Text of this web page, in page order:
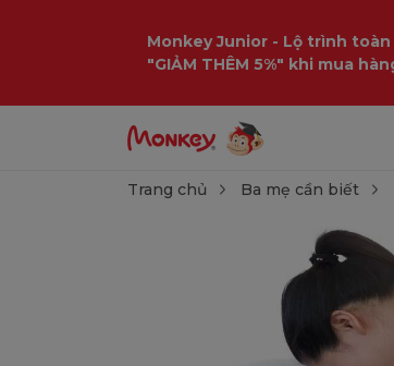
Monkey Junior - Lộ trình
"GIẢM THÊM 5%" khi mua
Trang chủ Ba mẹ cần biết